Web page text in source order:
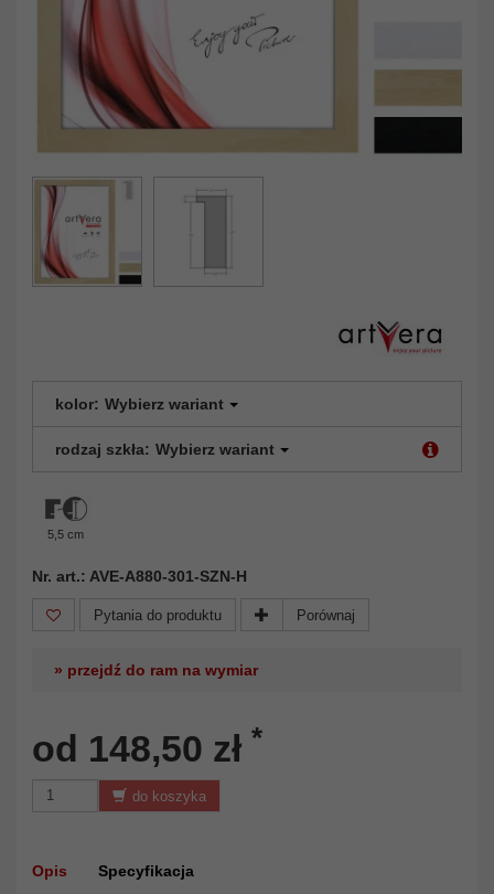
kolor: Wybierz wariant
rodzaj szkła: Wybierz wariant
5,5 cm
Nr. art.: AVE-A880-301-SZN-H
Pytania do produktu Porównaj
» przejdź do ram na wymiar
od 148,50 zł *
do koszyka
Opis Specyfikacja